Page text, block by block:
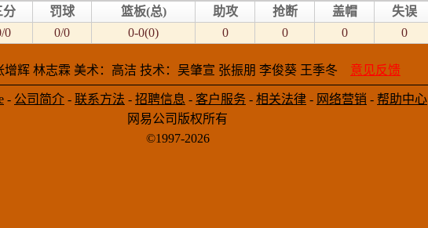
分 罚球 篮板(总) 助攻 抢断 盖帽 失误
0 0/0 0-0(0) 0 0 0 0
增辉 林志霖 美术：高洁 技术：吴肇宣 张振朋 李俊葵 王季冬 意见反馈
- 公司简介 - 联系方法 - 招聘信息 - 客户服务 - 相关法律 - 网络营销 - 帮助中心
网易公司版权所有
©1997-2026